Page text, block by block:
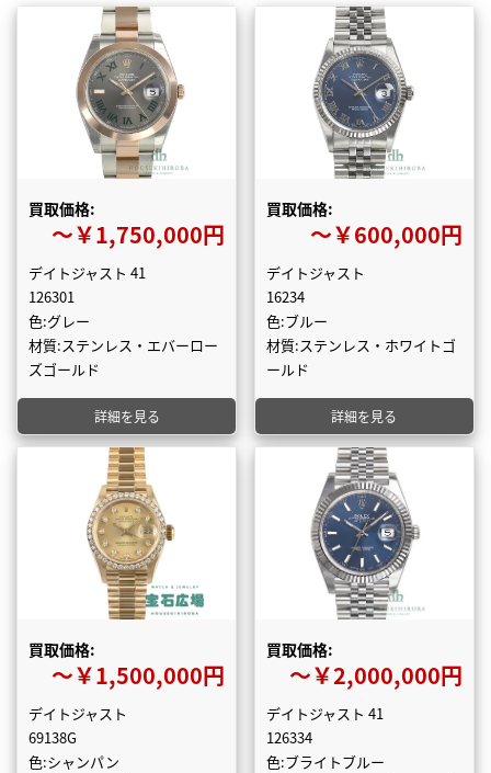
買取価格:
〜￥1,750,000円
デイトジャスト 41
126301
色:グレー
材質:ステンレス・エバーロー
ズゴールド
詳細を見る
買取価格:
〜￥600,000円
デイトジャスト
16234
色:ブルー
材質:ステンレス・ホワイトゴ
ールド
詳細を見る
買取価格:
〜￥1,500,000円
デイトジャスト
69138G
色:シャンパン
買取価格:
〜￥2,000,000円
デイトジャスト 41
126334
色:ブライトブルー